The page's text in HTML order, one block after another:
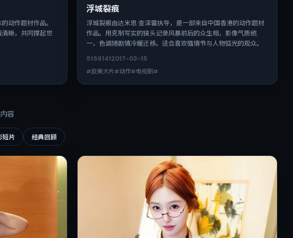
动作题材作品。
晰，共同撑起世
浮城裂痕
浮城裂痕由达米恩·查泽雷执导，是一部来自中国香港的动作题材
作品。用克制写实的镜头记录风暴前后的众生相，影像气质统
一，色调随剧情冷暖迁移。适合喜欢强情节与人物弧光的观众。
51561412017-03-15
#欧美大片#动作#电视剧#
容
短片 经典回顾